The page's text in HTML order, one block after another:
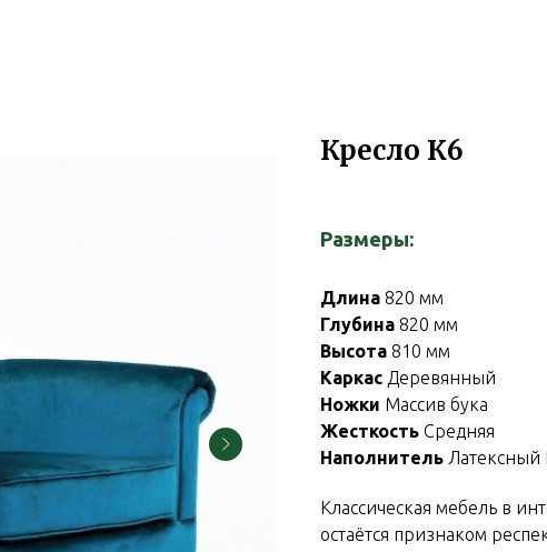
Кресло К6
Размеры:
Длина 820 мм
Глубина 820 мм
Высота 810 мм
Каркас Деревянный
Ножки Массив бука
Жесткость Средняя
Наполнитель Латексный
Классическая мебель в
остаётся признаком